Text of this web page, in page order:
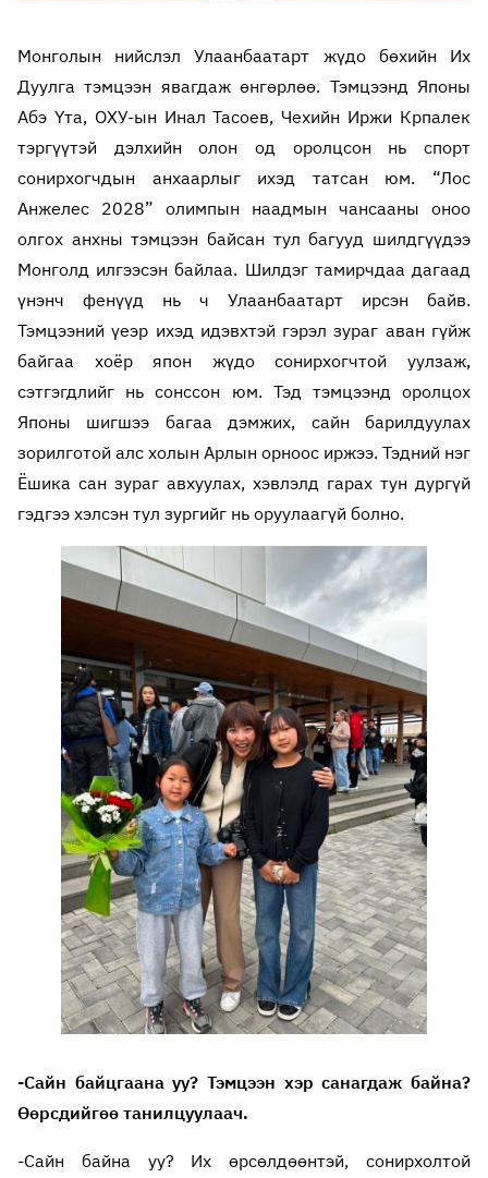
Монголын нийслэл Улаанбаатарт жүдо бөхийн Их
Дуулга тэмцээн явагдаж өнгөрлөө. Тэмцээнд Японы
Абэ Үта, ОХУ-ын Инал Тасоев, Чехийн Иржи Крпалек
тэргүүтэй дэлхийн олон од оролцсон нь спорт
сонирхогчдын анхаарлыг ихэд татсан юм. “Лос
Анжелес 2028” олимпын наадмын чансааны оноо
олгох анхны тэмцээн байсан тул багууд шилдгүүдээ
Монголд илгээсэн байлаа. Шилдэг тамирчдаа дагаад
үнэнч фенүүд нь ч Улаанбаатарт ирсэн байв.
Тэмцээний үеэр ихэд идэвхтэй гэрэл зураг аван гүйж
байгаа хоёр япон жүдо сонирхогчтой уулзаж,
сэтгэгдлийг нь сонссон юм. Тэд тэмцээнд оролцох
Японы шигшээ багаа дэмжих, сайн барилдуулах
зорилготой алс холын Арлын орноос иржээ. Тэдний нэг
Ёшика сан зураг авхуулах, хэвлэлд гарах тун дургүй
гэдгээ хэлсэн тул зургийг нь оруулаагүй болно.
-Сайн байцгаана уу? Тэмцээн хэр санагдаж байна?
Өөрсдийгөө танилцуулаач.
-Сайн байна уу? Их өрсөлдөөнтэй, сонирхолтой